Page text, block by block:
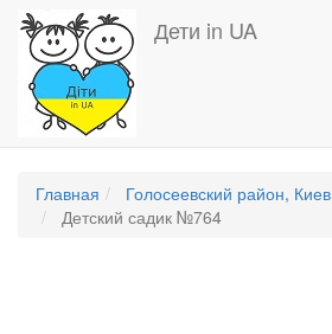
Перейти
основному
содержанию
Дети in UA
Главная
Голосеевский район, Киев
Детский садик №764